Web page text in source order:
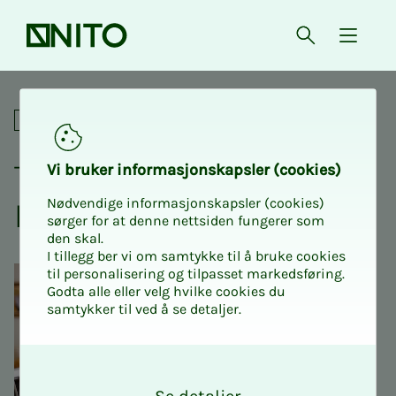
Forsiden Åpne søk
{
Tariffkurs for statlige
For tillitsvalgte
Ta­riff­­­kurs for stat­­­li­­­ge til­­­­­
lits­valg­­­te 2026
Vi bru­­­ker in­­­for­­­ma­­­sjons­­­kaps­­­­­ler (cookies)
Nødvendige informasjonskapsler (cookies)
sørger for at denne nettsiden fungerer som
den skal.
I tillegg ber vi om samtykke til å bruke cookies
til personalisering og tilpasset markedsføring.
Godta alle eller velg hvilke cookies du
samtykker til ved å se detaljer.